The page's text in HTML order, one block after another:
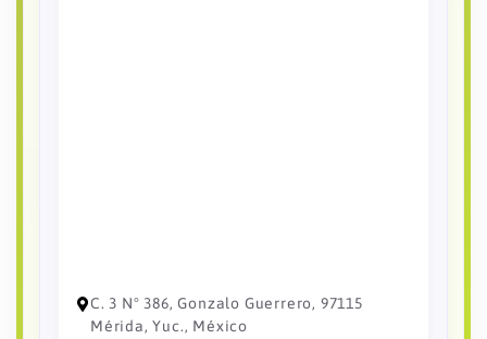
C. 3 N° 386, Gonzalo Guerrero, 97115
Mérida, Yuc., México